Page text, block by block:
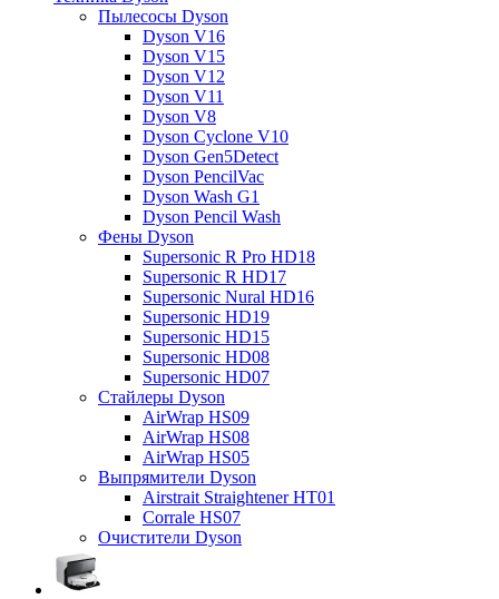
Пылесосы Dyson
Dyson V16
Dyson V15
Dyson V12
Dyson V11
Dyson V8
Dyson Cyclone V10
Dyson Gen5Detect
Dyson PencilVac
Dyson Wash G1
Dyson Pencil Wash
Фены Dyson
Supersonic R Pro HD18
Supersonic R HD17
Supersonic Nural HD16
Supersonic HD19
Supersonic HD15
Supersonic HD08
Supersonic HD07
Стайлеры Dyson
AirWrap HS09
AirWrap HS08
AirWrap HS05
Выпрямители Dyson
Airstrait Straightener HT01
Corrale HS07
Очистители Dyson